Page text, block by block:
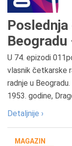
U 74. epizodi
vlasnik četkarske
radnje u
1953. godine,
Detaljnije ›
MAGAZIN